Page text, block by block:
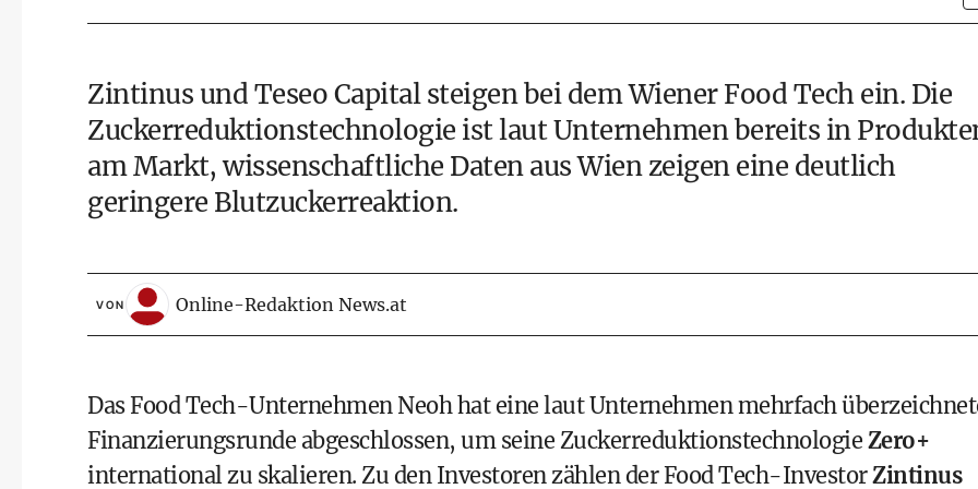
Zintinus und Teseo Capital steigen bei dem Wiener Food Tech ein. Die
Zuckerreduktionstechnologie ist laut Unternehmen bereits in
am Markt, wissenschaftliche Daten aus Wien zeigen eine deutlich
geringere Blutzuckerreaktion.
VON Online-Redaktion News.at
Das Food Tech-Unternehmen Neoh hat eine laut Unternehmen mehrfach
Finanzierungsrunde abgeschlossen, um seine Zuckerreduktionstechnologie Zero+
international zu skalieren. Zu den Investoren zählen der Food Tech-InvestorZintinus